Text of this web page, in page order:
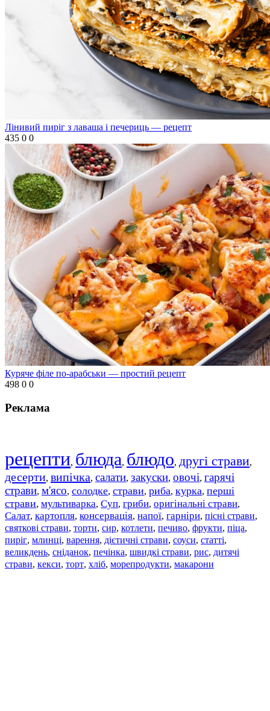
Лінивий пиріг з лаваша і печериць — рецепт
435 0 0
Куряче філе по-арабськи — простий рецепт
498 0 0
Реклама
рецепти, блюда, блюдо, другі страви,
десерти, випічка, салати, закуски, овочі, гарячі
страви, м'ясо, солодке, страви, риба, курка, перші
страви, мультиварка, Суп, гриби, оригінальні страви,
Салат, картопля, консервація, напої, гарніри, пісні страви,
святкові страви, торти, сир, котлети, печиво, фрукти, піца,
пиріг, млинці, варення, дієтичні страви, соуси, статті,
великдень, сніданок, печінка, швидкі страви, рис, дитячі
страви, кекси, торт, хліб, морепродукти, макарони